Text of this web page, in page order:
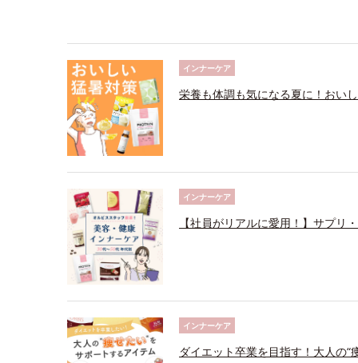
インナーケア
栄養も体調も気になる夏に！おい
インナーケア
【社員がリアルに愛用！】サプリ
インナーケア
ダイエット卒業を目指す！大人の